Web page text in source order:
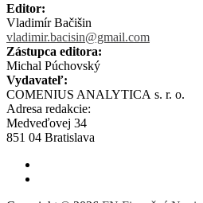
Editor:
Vladimír Bačišin
vladimir.bacisin@gmail.com
Zástupca editora:
Michal Púchovský
Vydavateľ:
COMENIUS ANALYTICA s. r. o.
Adresa redakcie:
Medveďovej 34
851 04 Bratislava